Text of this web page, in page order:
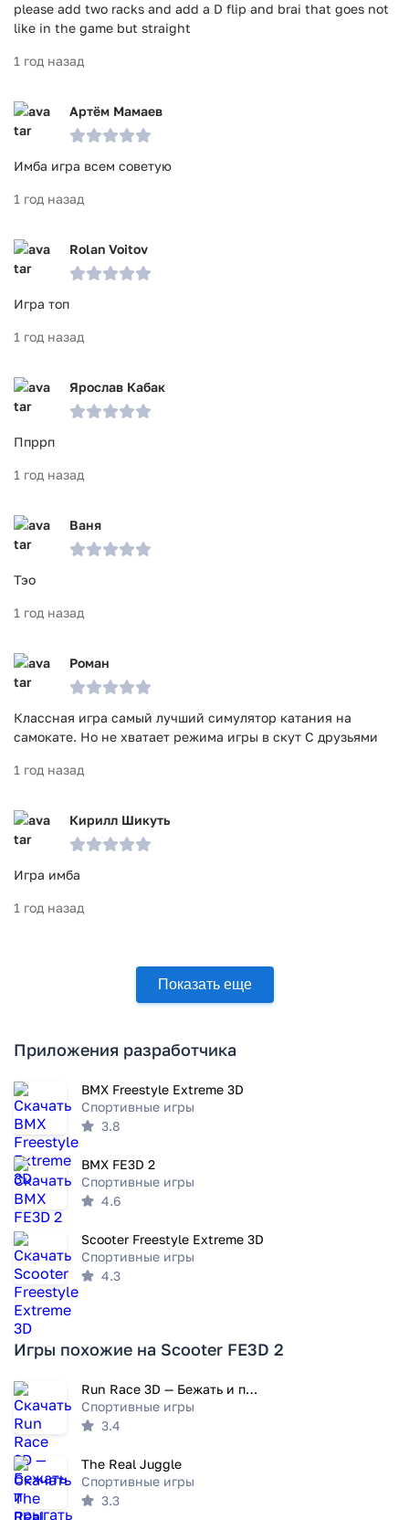
please add two racks and add a D flip and brai that goes not
like in the game but straight
1 год назад
Артём Мамаев
Имба игра всем советую
1 год назад
Rolan Voitov
Игра топ
1 год назад
Ярослав Кабак
Ппррп
1 год назад
Ваня
Тэо
1 год назад
Роман
Классная игра самый лучший симулятор катания на
самокате. Но не хватает режима игры в скут С друзьями
1 год назад
Кирилл Шикуть
Игра имба
1 год назад
Показать еще
Приложения разработчика
BMX Freestyle Extreme 3D
Спортивные игры
3.8
BMX FE3D 2
Спортивные игры
4.6
Scooter Freestyle Extreme 3D
Спортивные игры
4.3
Игры похожие на Scooter FE3D 2
Run Race 3D — Бежать и прыгать
Спортивные игры
3.4
The Real Juggle
Спортивные игры
3.3